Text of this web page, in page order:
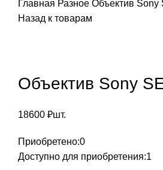
Главная Разное Объектив Sony
Назад к товарам
Объектив Sony
18600 ₽шт.
Приобретено:0
Доступно для приобретения:1